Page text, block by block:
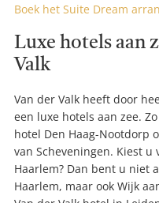
Boek het Suite Dream
Luxe hotels aan
Valk
Van der Valk heeft door
een luxe hotels aan zee.
hotel Den Haag-Nootdorp
van Scheveningen. Kiest u
Haarlem? Dan bent u niet
Haarlem, maar ook Wijk